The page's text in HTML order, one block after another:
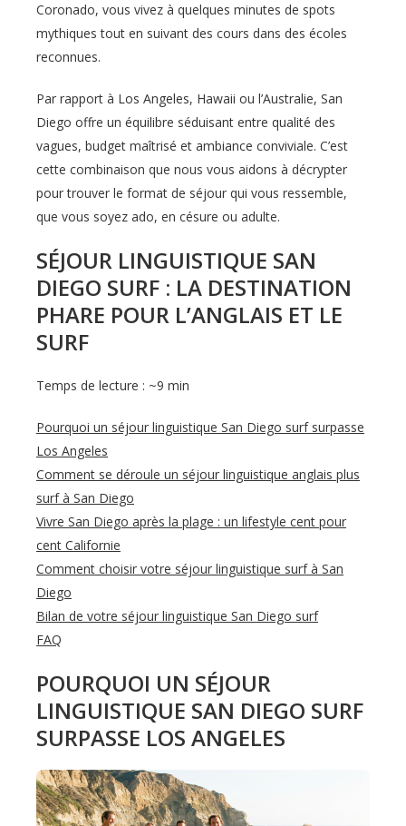
Coronado, vous vivez à quelques minutes de spots
mythiques tout en suivant des cours dans des écoles
reconnues.
Par rapport à Los Angeles, Hawaii ou l’Australie, San
Diego offre un équilibre séduisant entre qualité des
vagues, budget maîtrisé et ambiance conviviale. C’est
cette combinaison que nous vous aidons à décrypter
pour trouver le format de séjour qui vous ressemble,
que vous soyez ado, en césure ou adulte.
SÉJOUR LINGUISTIQUE SAN
DIEGO SURF : LA DESTINATION
PHARE POUR L’ANGLAIS ET LE
SURF
Temps de lecture : ~9 min
Pourquoi un séjour linguistique San Diego surf surpasse
Los Angeles
Comment se déroule un séjour linguistique anglais plus
surf à San Diego
Vivre San Diego après la plage : un lifestyle cent pour
cent Californie
Comment choisir votre séjour linguistique surf à San
Diego
Bilan de votre séjour linguistique San Diego surf
FAQ
POURQUOI UN SÉJOUR
LINGUISTIQUE SAN DIEGO SURF
SURPASSE LOS ANGELES